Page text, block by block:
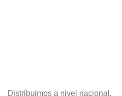
Distribuimos a nivel nacional.